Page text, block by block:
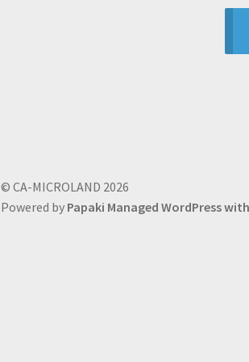
© CA-MICROLAND 2026
Powered by Papaki Managed WordPress